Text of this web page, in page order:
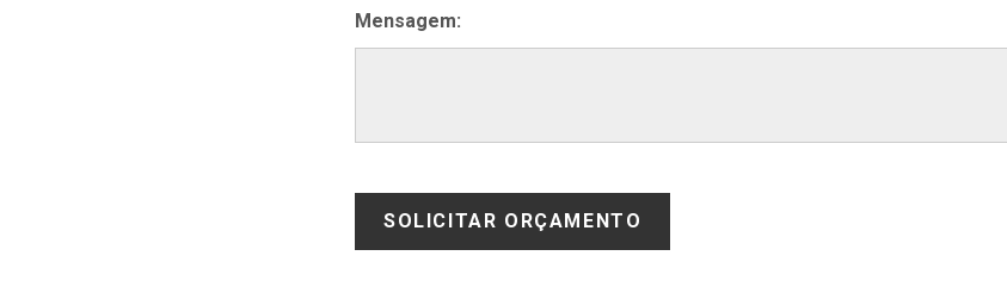
Mensagem: